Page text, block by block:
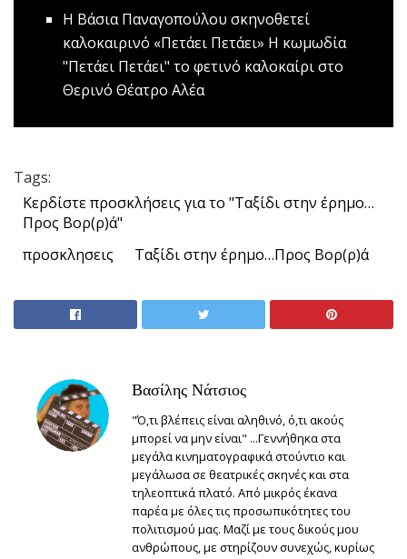
Η Βάσια Παναγοπούλου σκηνοθετεί
καλοκαιρινό «Πετάει Πετάει» Η κωμωδία
"Πετάει Πετάει" το φετινό καλοκαίρι στο
Θερινό Θέατρο Αλέα
Tags:
Κερδίστε προσκλήσεις για το "Ταξίδι στην έρημο…
Προς Βορ(ρ)ά"
προσκλησεις
Ταξίδι στην έρημο…Προς Βορ(ρ)ά
Βασίλης Νάτσιος
"Ό,τι βλέπεις είναι αληθινό, ό,τι ακούς
μπορεί να μην είναι" ...Γεννήθηκα στα
μεγάλα κινηματογραφικά στούντιο και
μεγάλωσα σε θεατρικές σκηνές και στα
τηλεοπτικά πλατό. Από μικρός έκανα
παρέα με όλες τις προσωπικότητες του
πολιτισμού μας. Μαζί με τους δικούς μου
ανθρώπους, με στηρίζουν συνεχώς, κυρίως